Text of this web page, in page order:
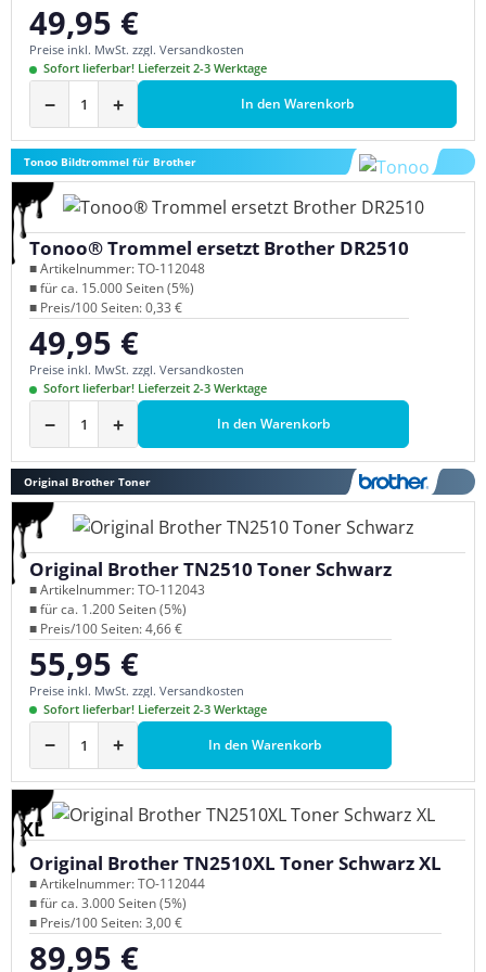
Regulärer Preis:
49,95 €
Preise inkl. MwSt. zzgl. Versandkosten
Sofort lieferbar! Lieferzeit 2-3 Werktage
− + In den Warenkorb
Tonoo Bildtrommel für Brother
Tonoo® Trommel ersetzt Brother DR2510
■ Artikelnummer: TO-112048
■ für ca. 15.000 Seiten (5%)
■ Preis/100 Seiten: 0,33 €
Regulärer Preis:
49,95 €
Preise inkl. MwSt. zzgl. Versandkosten
Sofort lieferbar! Lieferzeit 2-3 Werktage
− + In den Warenkorb
Original Brother Toner
Original Brother TN2510 Toner Schwarz
■ Artikelnummer: TO-112043
■ für ca. 1.200 Seiten (5%)
■ Preis/100 Seiten: 4,66 €
Regulärer Preis:
55,95 €
Preise inkl. MwSt. zzgl. Versandkosten
Sofort lieferbar! Lieferzeit 2-3 Werktage
− + In den Warenkorb
XL
Original Brother TN2510XL Toner Schwarz XL
■ Artikelnummer: TO-112044
■ für ca. 3.000 Seiten (5%)
■ Preis/100 Seiten: 3,00 €
Regulärer Preis:
89,95 €